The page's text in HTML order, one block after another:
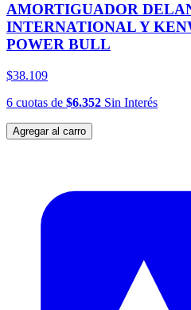
AMORTIGUADOR
INTERNATIONAL Y
POWER BULL
$38.109
6 cuotas de $6.352 Sin Interés
Agregar al carro